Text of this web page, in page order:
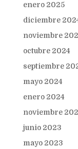
enero 2025
diciembre
noviembre
octubre 2024
septiembre
mayo 2024
enero 2024
noviembre
junio 2023
mayo 2023